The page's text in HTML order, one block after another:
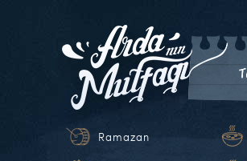
Ramazan